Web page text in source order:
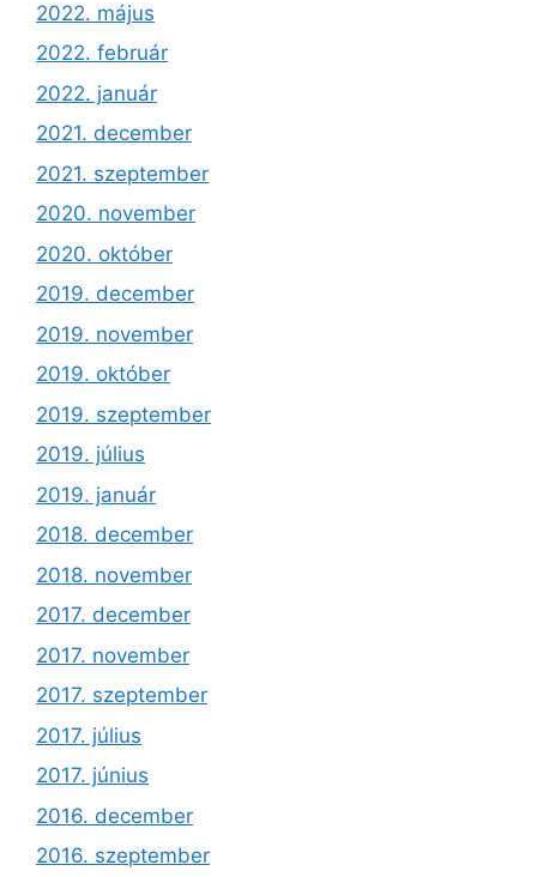
2022. május
2022. február
2022. január
2021. december
2021. szeptember
2020. november
2020. október
2019. december
2019. november
2019. október
2019. szeptember
2019. július
2019. január
2018. december
2018. november
2017. december
2017. november
2017. szeptember
2017. július
2017. június
2016. december
2016. szeptember